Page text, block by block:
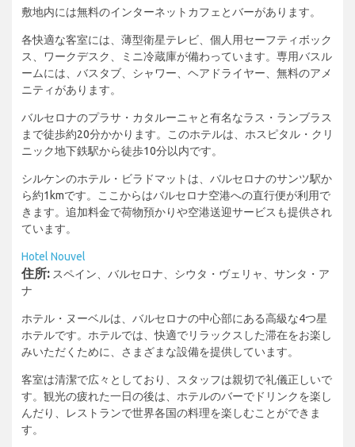
敷地内には無料のインターネットカフェとバーがあります。
各快適な客室には、薄型衛星テレビ、個人用セーフティボック
ス、ワークデスク、ミニ冷蔵庫が備わっています。専用バスル
ームには、バスタブ、シャワー、ヘアドライヤー、無料のアメ
ニティがあります。
バルセロナのプラサ・カタルーニャと有名なラス・ランブラス
まで徒歩約20分かかります。このホテルは、ホスピタル・クリ
ニック地下鉄駅から徒歩10分以内です。
シルケンのホテル・ビラドマットは、バルセロナのサンツ駅か
ら約1kmです。ここからはバルセロナ空港への直行便が利用で
きます。追加料金で荷物預かりや空港送迎サービスも提供され
ています。
Hotel Nouvel
住所: スペイン、バルセロナ、シウタ・ヴェリャ、サンタ・ア
ナ
ホテル・ヌーベルは、バルセロナの中心部にある高級な4つ星
ホテルです。ホテルでは、快適でリラックスした滞在をお楽し
みいただくために、さまざまな設備を提供しています。
客室は清潔で広々としており、スタッフは親切で礼儀正しいで
す。観光の疲れた一日の後は、ホテルのバーでドリンクを楽し
んだり、レストランで世界各国の料理を楽しむことができま
す。